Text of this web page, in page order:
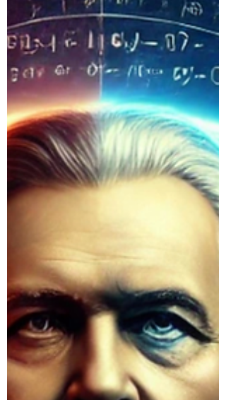
XXI-Contra-la-Escuela-de-Frankfurt-Gramsci-
y-la-Ideologia-de-la-Praxis -Aporrea
https://www.aporrea.org/ideologia/a345489.html
... -Puedes discutir con nuestro modelo de IA
marxista aquí: https://chatgpt.com/g/g-
9H7XCX87R-marxism-and-collapse